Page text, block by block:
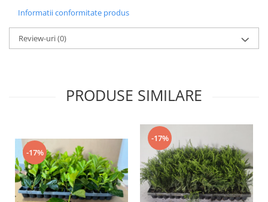
Informatii conformitate produs
Review-uri(0)
PRODUSE SIMILARE
-17%
-17%